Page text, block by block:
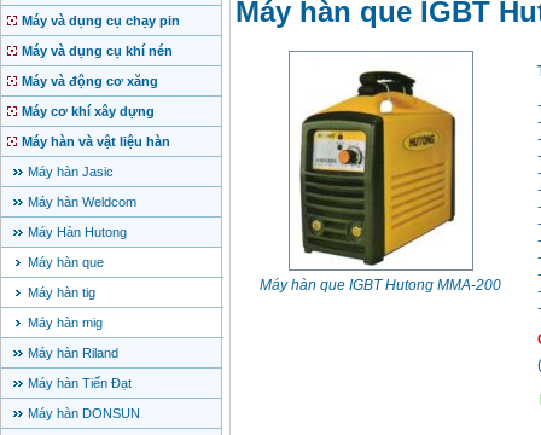
Máy và dụng cụ chạy pin
Máy và dụng cụ khí nén
Máy và động cơ xăng
Máy cơ khí xây dựng
Máy hàn và vật liệu hàn
Máy hàn Jasic
Máy hàn Weldcom
Máy Hàn Hutong
Máy hàn que
Máy hàn tig
Máy hàn mig
Máy hàn Riland
Máy hàn Tiến Đạt
Máy hàn DONSUN
Máy hàn que IGBT
Máy hàn que IGBT Hutong MMA-200
(